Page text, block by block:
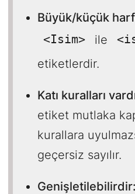
Büyük/küçük
<Isim>
ile
etiketlerdir.
Katı kuralları
etiket mutlaka
kurallara
geçersiz sayılır.
Genişletilebilirdir: